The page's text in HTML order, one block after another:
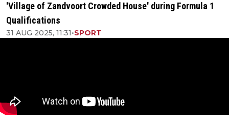
'Village of Zandvoort Crowded House' during Formula 1
Qualifications
31 AUG 2025, 11:31•SPORT